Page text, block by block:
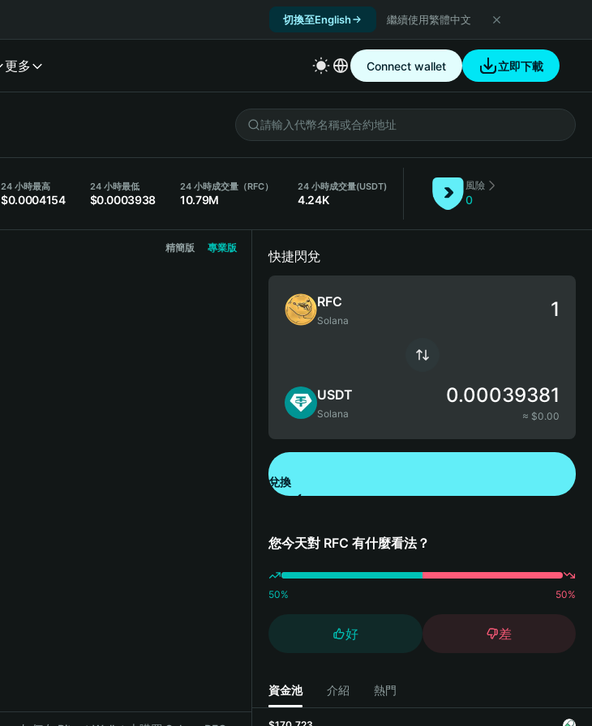
切換至English 繼續使用繁體中文
更多 Connect wallet 立即下載
24 小時最高
$0.0004154
24 小時最低
$0.0003938
24 小時成交量（RFC）
10.79M
24 小時成交量(USDT)
4.24K
風險
0
精簡版 專業版
快捷閃兌
RFC
Solana
USDT
Solana
0.00039381
≈ $0.00
兌換
您今天對 RFC 有什麼看法？
50% 50%
好 差
資金池 介紹 熱門